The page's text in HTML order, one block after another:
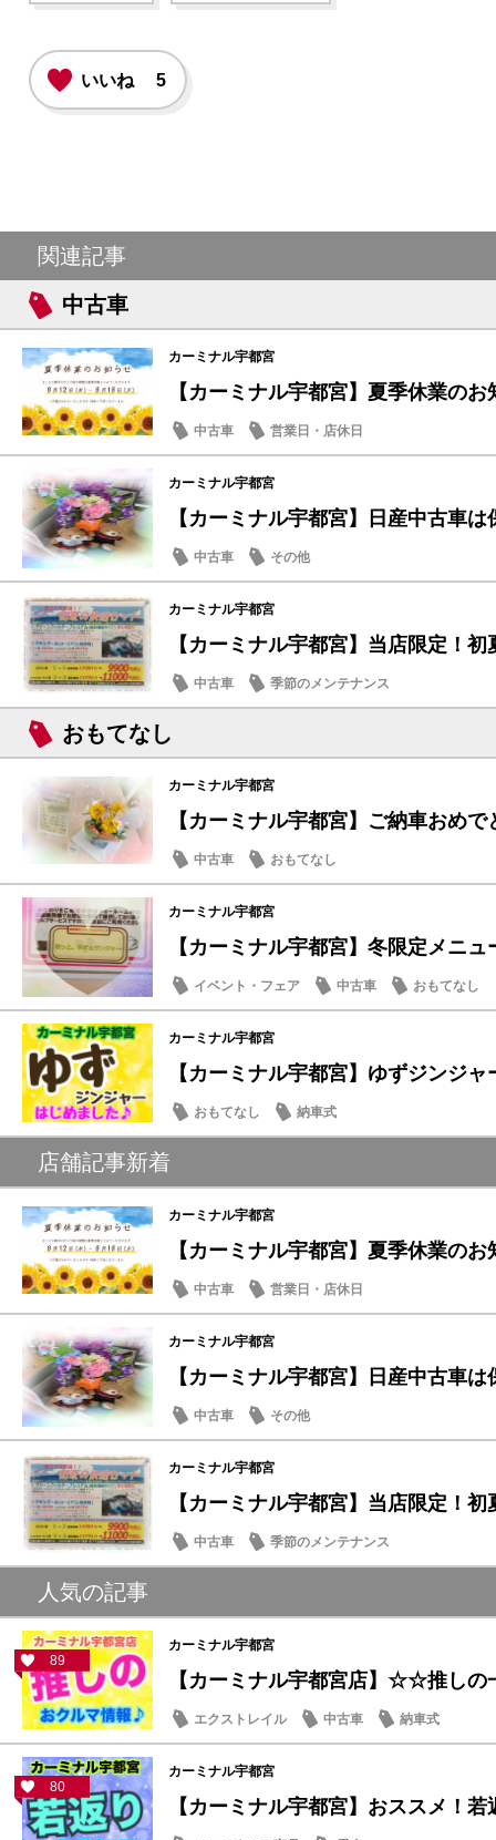
いいね 5
関連記事
中古車
カーミナル宇都宮
【カーミナル宇都宮】夏季休業のお
中古車 営業日・店休日
カーミナル宇都宮
【カーミナル宇都宮】日産中古車
中古車 その他
カーミナル宇都宮
【カーミナル宇都宮】当店限定！
中古車 季節のメンテナンス
おもてなし
カーミナル宇都宮
【カーミナル宇都宮】ご納車おめ
中古車 おもてなし
カーミナル宇都宮
【カーミナル宇都宮】冬限定メニュ
イベント・フェア 中古車 おもてなし
カーミナル宇都宮
【カーミナル宇都宮】ゆずジンジ
おもてなし 納車式
店舗記事新着
カーミナル宇都宮
【カーミナル宇都宮】夏季休業のお
中古車 営業日・店休日
カーミナル宇都宮
【カーミナル宇都宮】日産中古車
中古車 その他
カーミナル宇都宮
【カーミナル宇都宮】当店限定！
中古車 季節のメンテナンス
人気の記事
89
カーミナル宇都宮
【カーミナル宇都宮店】☆☆推し
エクストレイル 中古車 納車式
80
カーミナル宇都宮
【カーミナル宇都宮】おススメ！